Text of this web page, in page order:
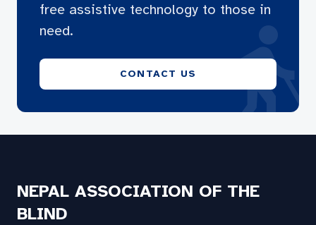
free assistive technology to those in
need.
CONTACT US
NEPAL ASSOCIATION OF THE
BLIND